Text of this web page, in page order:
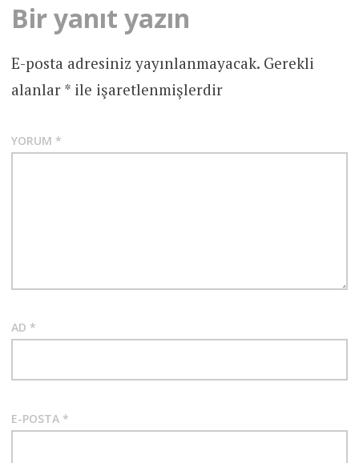
Bir yanıt yazın
E-posta adresiniz yayınlanmayacak. Gerekli
alanlar *ile işaretlenmişlerdir
YORUM *
AD *
E-POSTA *